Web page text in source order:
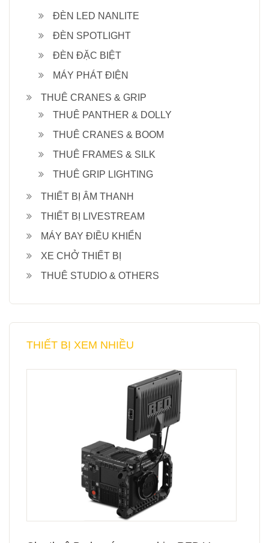
ĐÈN LED NANLITE
ĐÈN SPOTLIGHT
ĐÈN ĐẶC BIỆT
MÁY PHÁT ĐIỆN
THUÊ CRANES & GRIP
THUÊ PANTHER & DOLLY
THUÊ CRANES & BOOM
THUÊ FRAMES & SILK
THUÊ GRIP LIGHTING
THIẾT BỊ ÂM THANH
THIẾT BỊ LIVESTREAM
MÁY BAY ĐIỀU KHIỂN
XE CHỞ THIẾT BỊ
THUÊ STUDIO & OTHERS
THIẾT BỊ XEM NHIỀU